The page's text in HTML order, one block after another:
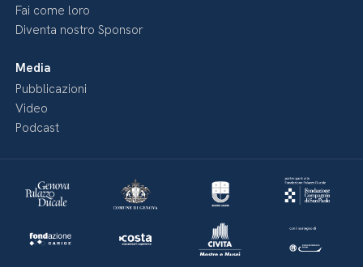
Fai come loro
Diventa nostro Sponsor
Media
Pubblicazioni
Video
Podcast